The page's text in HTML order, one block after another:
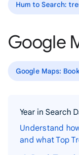
Hum to Search:
Google
Google Maps:
Year in Search
Understand
and what Top